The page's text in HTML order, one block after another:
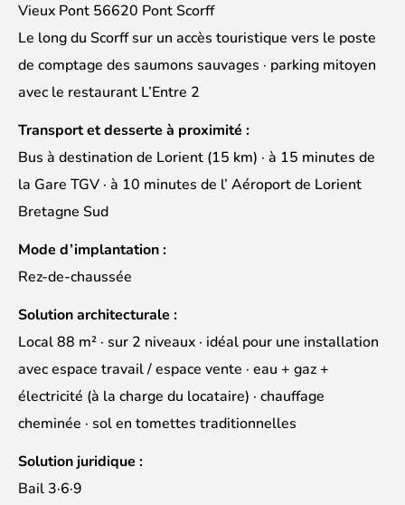
Vieux Pont 56620 Pont Scorff
Le long du Scorff sur un accès touristique vers le poste
de comptage des saumons sauvages · parking mitoyen
avec le restaurant L’Entre 2
Transport et desserte à proximité :
Bus à destination de Lorient (15 km) · à 15 minutes de
la Gare TGV · à 10 minutes de l’ Aéroport de Lorient
Bretagne Sud
Mode d’implantation :
Rez-de-chaussée
Solution architecturale :
Local 88 m² · sur 2 niveaux · idéal pour une installation
avec espace travail / espace vente · eau + gaz +
électricité (à la charge du locataire) · chauffage
cheminée · sol en tomettes traditionnelles
Solution juridique :
Bail 3·6·9